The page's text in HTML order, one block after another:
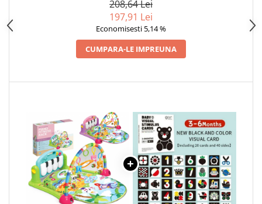
208,64 Lei
197,91 Lei
Economisesti 5,14 %
CUMPARA-LE IMPREUNA